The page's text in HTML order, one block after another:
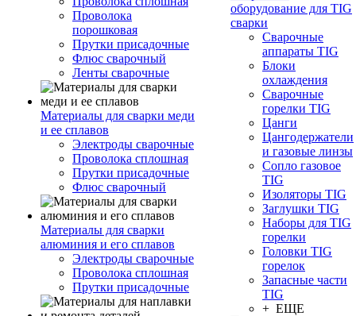
Проволока
порошковая
Прутки присадочные
Флюс сварочный
Ленты сварочные
Материалы для сварки меди
и ее сплавов
Электроды сварочные
Проволока сплошная
Прутки присадочные
Флюс сварочный
Материалы для сварки
алюминия и его сплавов
Электроды сварочные
Проволока сплошная
Прутки присадочные
оборудование для TIG
сварки
Сварочные
аппараты TIG
Блоки
охлаждения
Сварочные
горелки TIG
Цанги
Цангодержатели
и газовые линзы
Сопло газовое
TIG
Изоляторы TIG
Заглушки TIG
Наборы для TIG
горелки
Головки TIG
горелок
Запасные части
TIG
+ ЕЩЕ